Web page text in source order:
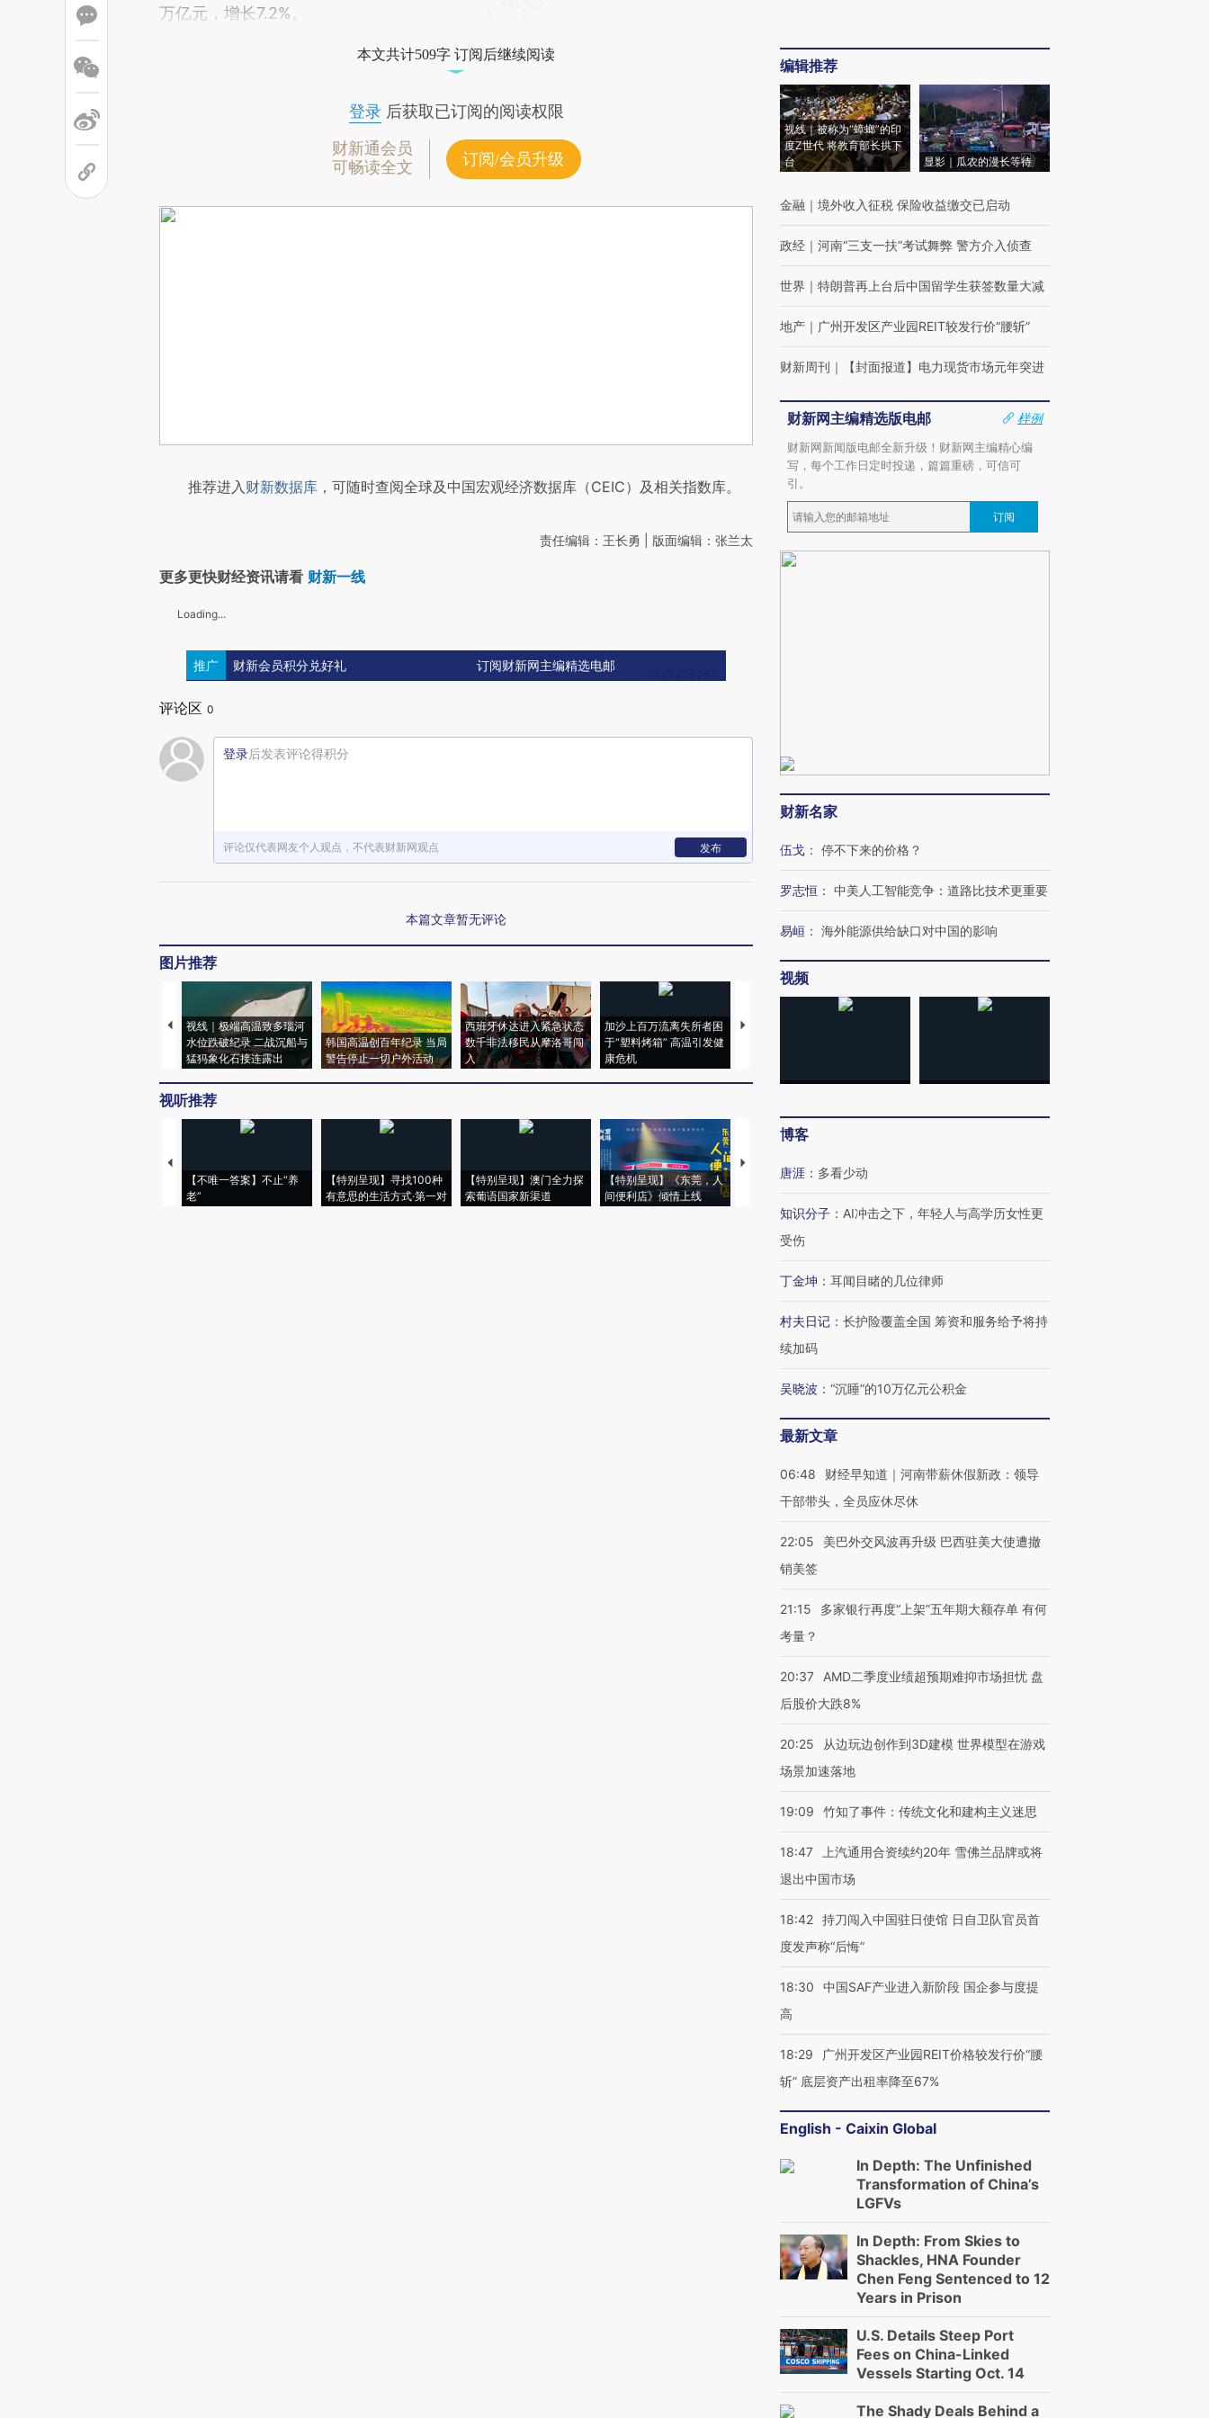
万亿元，增长7.2%。
本文共计509字 订阅后继续阅读
登录后获取已订阅的阅读权限
财新通会员
可畅读全文
订阅/会员升级
推荐进入财新数据库 ，可随时查阅全球及中国宏观经济数据库（CEIC）及相关指数库。
责任编辑：王长勇 | 版面编辑：张兰太
更多更快财经资讯请看 财新一线
Loading...
推广 财新会员积分兑好礼 订阅财新网主编精选电邮
评论区 0
登录后发表评论得积分
评论仅代表网友个人观点，不代表财新网观点 发布
本篇文章暂无评论
图片推荐
视线｜极端高温致多瑙河
水位跌破纪录 二战沉船与
猛犸象化石接连露出
韩国高温创百年纪录 当局
警告停止一切户外活动
西班牙休达进入紧急状态
数千非法移民从摩洛哥闯
入
加沙上百万流离失所者困
于“塑料烤箱” 高温引发健
康危机
马航飞行员跨国走私7万
视听推荐
【不唯一答案】不止“养
老”
【特别呈现】寻找100种
有意思的生活方式·第一对
【特别呈现】澳门全力探
索葡语国家新渠道
【特别呈现】《东莞，人
间便利店》倾情上线
【推广】走进第四届链博
会，让数智科技“链”接产
有意思的生活方式·第三对
住三大增长引擎是什么？
编辑推荐
视线｜被称为“蟑螂”的印
度Z世代 将教育部长拱下
台
显影｜瓜农的漫长等待
金融 ｜ 境外收入征税 保险收益缴交已启动
政经 ｜ 河南“三支一扶”考试舞弊 警方介入侦查
世界 ｜ 特朗普再上台后中国留学生获签数量大减
地产 ｜ 广州开发区产业园REIT较发行价“腰斩”
财新周刊 ｜ 【封面报道】电力现货市场元年突进
财新网主编精选版电邮
样例
财新网新闻版电邮全新升级！财新网主编精心编
写，每个工作日定时投递，篇篇重磅，可信可
引。
订阅
财新名家
伍戈 ： 停不下来的价格？
罗志恒 ： 中美人工智能竞争：道路比技术更重要
易峘 ： 海外能源供给缺口对中国的影响
视频
博客
唐涯 ： 多看少动
知识分子 ： AI冲击之下，年轻人与高学历女性更
受伤
丁金坤 ： 耳闻目睹的几位律师
村夫日记 ： 长护险覆盖全国 筹资和服务给予将持
续加码
吴晓波 ： “沉睡”的10万亿元公积金
最新文章
06:48
财经早知道｜河南带薪休假新政：领导
干部带头，全员应休尽休
22:05
美巴外交风波再升级 巴西驻美大使遭撤
销美签
21:15
多家银行再度“上架”五年期大额存单 有何
考量？
20:37
AMD二季度业绩超预期难抑市场担忧 盘
后股价大跌8%
20:25
从边玩边创作到3D建模 世界模型在游戏
场景加速落地
19:09 竹知了事件：传统文化和建构主义迷思
18:47
上汽通用合资续约20年 雪佛兰品牌或将
退出中国市场
18:42 持刀闯入中国驻日使馆 日自卫队官员首
度发声称“后悔”
18:30
中国SAF产业进入新阶段 国企参与度提
高
18:29
广州开发区产业园REIT价格较发行价“腰
斩” 底层资产出租率降至67%
English - Caixin Global
In Depth: The Unfinished
Transformation of China’s
LGFVs
In Depth: From Skies to
Shackles, HNA Founder
Chen Feng Sentenced to 12
Years in Prison
U.S. Details Steep Port
Fees on China-Linked
Vessels Starting Oct. 14
The Shady Deals Behind a